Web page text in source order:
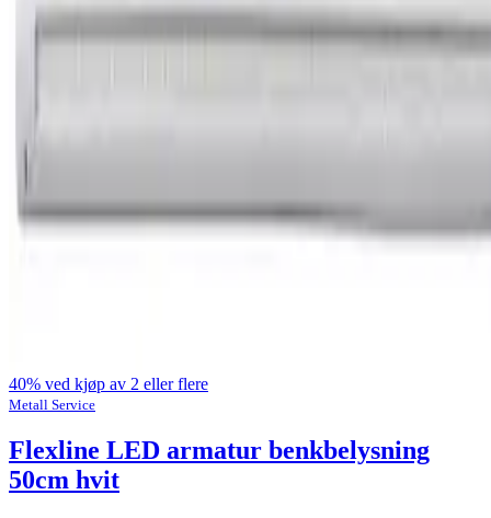
40% ved kjøp av 2 eller flere
Metall Service
Flexline LED armatur benkbelysning
50cm hvit